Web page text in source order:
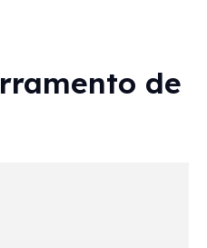
de